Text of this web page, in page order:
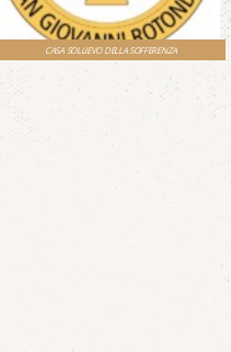
CASA SOLLIEVO DELLA SOFFERENZA